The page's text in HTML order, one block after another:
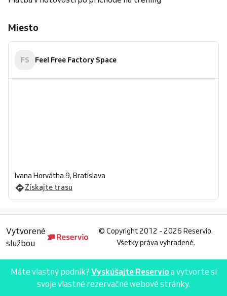
Miesto
FS Feel Free Factory Space
Ivana Horvátha 9, Bratislava
Získajte trasu
Vytvorené
službou
© Copyright 2012 - 2026 Reservio.
Všetky práva vyhradené.
Máte vlastný podnik? Vyskúšajte Reservio a vytvorte si
svoje vlastné rezervačné webové stránky.